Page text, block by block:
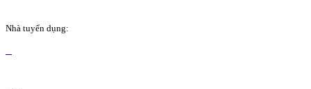
Nhà tuyển dụng: